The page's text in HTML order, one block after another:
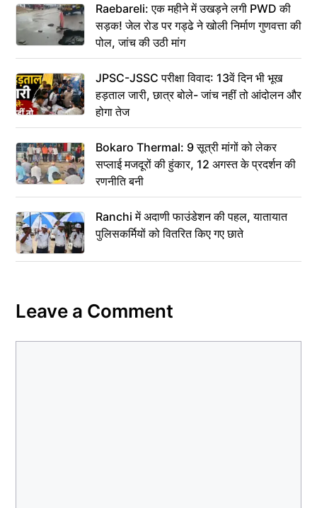
Raebareli: एक महीने में उखड़ने लगी PWD की
सड़क! जेल रोड पर गड्ढे ने खोली निर्माण गुणवत्ता की
पोल, जांच की उठी मांग
JPSC-JSSC परीक्षा विवाद: 13वें दिन भी भूख
हड़ताल जारी, छात्र बोले- जांच नहीं तो आंदोलन और
होगा तेज
Bokaro Thermal: 9 सूत्री मांगों को लेकर
सप्लाई मजदूरों की हुंकार, 12 अगस्त के प्रदर्शन की
रणनीति बनी
Ranchi में अदाणी फाउंडेशन की पहल, यातायात
पुलिसकर्मियों को वितरित किए गए छाते
Leave a Comment